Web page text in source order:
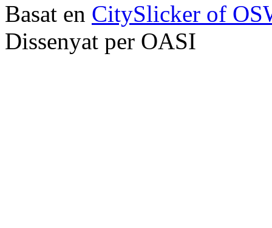
Basat en CitySlicker of
Dissenyat per OASI